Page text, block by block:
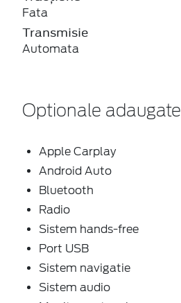
Fata
Transmisie
Automata
Optionale adaugate
Apple Carplay
Android Auto
Bluetooth
Radio
Sistem hands-free
Port USB
Sistem navigatie
Sistem audio